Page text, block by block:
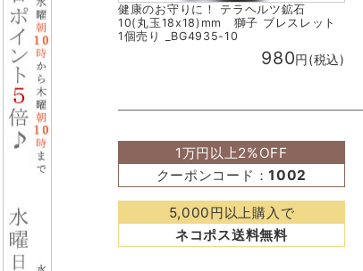
健康のお守りに！ テラヘルツ鉱石
10(丸玉18x18)mm 獅子 ブレスレット
1個売り _BG4935-10
980円(税込)
1万円以上2%OFF
クーポンコード：1002
5,000円以上購入で
ネコポス送料無料